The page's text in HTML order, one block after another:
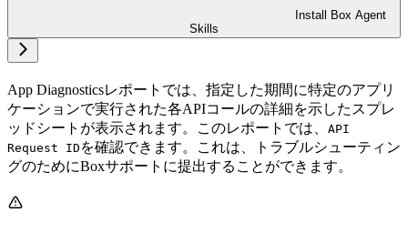
Install Box Agent
Skills
App Diagnosticsレポートでは、指定した期間に特定のアプリ
ケーションで実行された各APIコールの詳細を示したスプレ
ッドシートが表示されます。このレポートでは、 API
Request ID を確認できます。これは、トラブルシューティン
グのためにBoxサポートに提出することができます。